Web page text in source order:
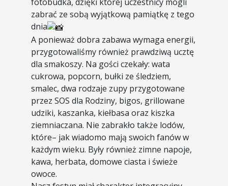
zabrać ze sobą wyjątkową pamiątkę z tego
dnia
A ponieważ dobra zabawa wymaga energii,
przygotowaliśmy również prawdziwą ucztę
dla smakoszy. Na gości czekały: wata
cukrowa, popcorn, bułki ze śledziem,
smalec, dwa rodzaje zupy przygotowane
przez SOS dla Rodziny, bigos, grillowane
udziki, kaszanka, kiełbasa oraz kiszka
ziemniaczana. Nie zabrakło także lodów,
które– jak wiadomo mają swoich fanów w
każdym wieku. Były również zimne napoje,
kawa, herbata, domowe ciasta i świeże
owoce.